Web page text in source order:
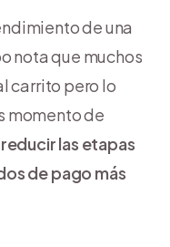
de una
nota que muchos
carrito pero lo
momento de
las etapas
de pago más